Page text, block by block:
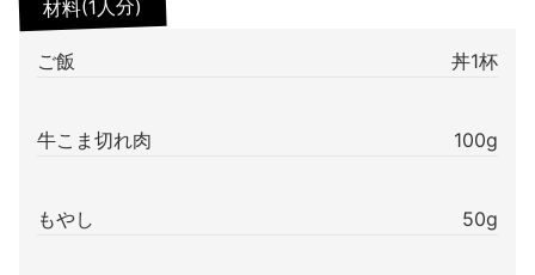
材料(1人分)
ご飯 丼1杯
牛こま切れ肉 100g
もやし 50g